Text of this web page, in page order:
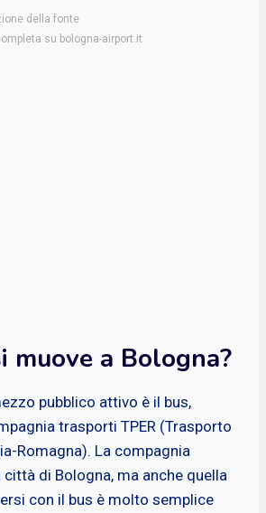
della fonte
su bologna-airport.it
muove a Bologna?
pubblico attivo è il bus,
trasporti TPER (Trasporto
Romagna). La compagnia
di Bologna, ma anche quella
con il bus è molto semplice